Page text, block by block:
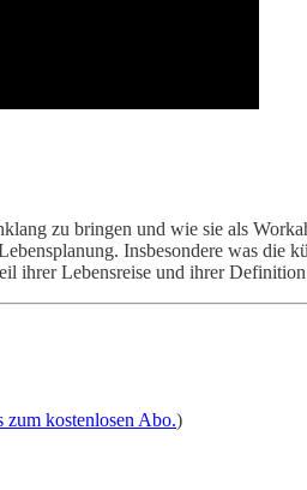
zu bringen und wie sie als
Insbesondere was die
ihrer Lebensreise und ihrer
zum kostenlosen Abo.)